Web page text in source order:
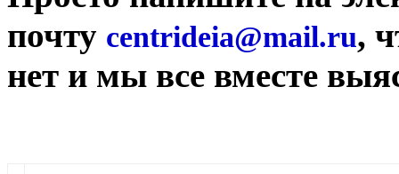
почту centrideia@mail.ru,
нет и мы все вместе